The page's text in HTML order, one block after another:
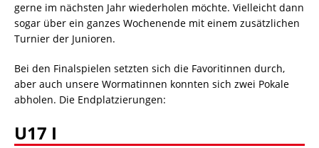
gerne im nächsten Jahr wiederholen möchte. Vielleicht dann
sogar über ein ganzes Wochenende mit einem zusätzlichen
Turnier der Junioren.
Bei den Finalspielen setzten sich die Favoritinnen durch,
aber auch unsere Wormatinnen konnten sich zwei Pokale
abholen. Die Endplatzierungen:
U17 I